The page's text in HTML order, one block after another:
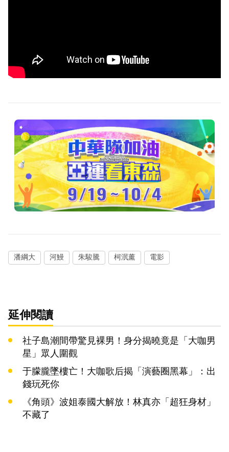
潘綱大 河鰻 朱駿騰 柯泯薰 電影
延伸閱讀
社子島潮間帶驚見裸男！身分揭曉竟是「大咖男
星」眾人圍觀
于朦朧墜樓亡！大咖歌后揭「演藝圈黑幕」：出
錢玩死你
《角頭》波姐泰國大解放！林真亦「超狂身材」
不藏了